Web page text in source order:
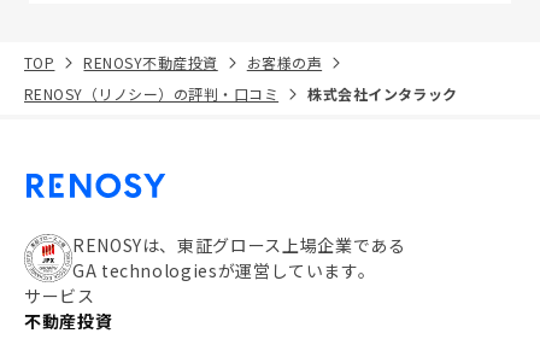
TOP RENOSY不動産投資
お客様の声
RENOSY（リノシー）の評判・口コミ
株式会社インタラック
RENOSYは、東証グロース上場企業である
GA technologiesが運営しています。
サービス
不動産投資